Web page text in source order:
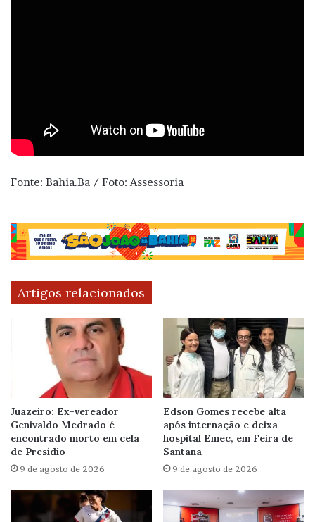
Fonte: Bahia.Ba / Foto: Assessoria
Artigos relacionados
Juazeiro: Ex-vereador
Genivaldo Medrado é
encontrado morto em cela
de Presídio
9 de agosto de 2026
Edson Gomes recebe alta
após internação e deixa
hospital Emec, em Feira de
Santana
9 de agosto de 2026